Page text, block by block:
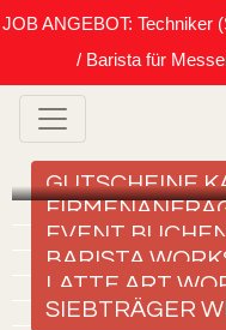
JOB ANGEBOT: Techniker
/ Barista für
GUTSCHEINE
EVENT
BARISTA
LATTE ART
SIEBTRÄGER